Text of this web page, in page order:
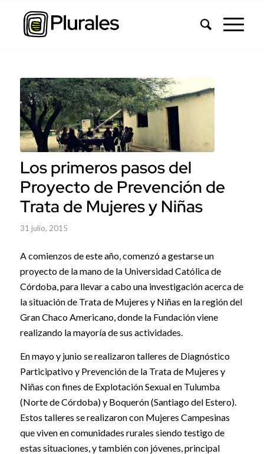
Los primeros pasos del
Proyecto de Prevención de
Trata de Mujeres y Niñas
31 julio, 2015
A comienzos de este año, comenzó a gestarse un
proyecto de la mano de la Universidad Católica de
Córdoba, para llevar a cabo una investigación acerca de
la situación de Trata de Mujeres y Niñas en la región del
Gran Chaco Americano, donde la Fundación viene
realizando la mayoría de sus actividades.
En mayo y junio se realizaron talleres de Diagnóstico
Participativo y Prevención de la Trata de Mujeres y
Niñas con fines de Explotación Sexual en Tulumba
(Norte de Córdoba) y Boquerón (Santiago del Estero).
Estos talleres se realizaron con Mujeres Campesinas
que viven en comunidades rurales siendo testigo de
estas situaciones, y también con jóvenes, principal